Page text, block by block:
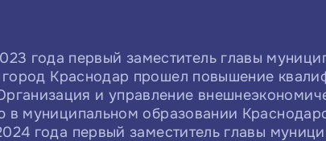
года первый заместитель главы
город Краснодар прошел повышение
и управление
в муниципальном образовании
года первый заместитель главы